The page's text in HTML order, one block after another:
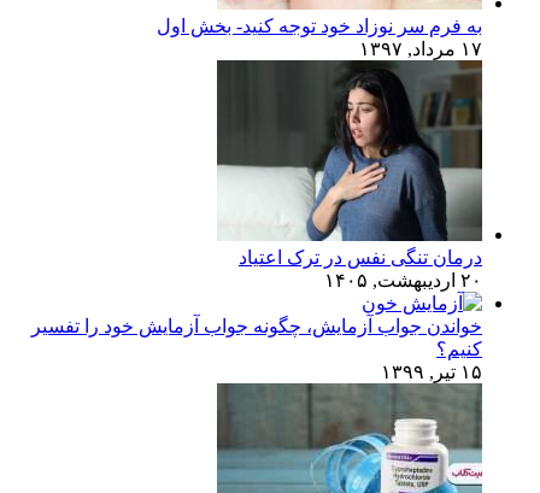
به فرم سر نوزاد خود توجه کنید- بخش اول
۱۷ مرداد, ۱۳۹۷
درمان تنگی نفس در ترک اعتیاد
۲۰ اردیبهشت, ۱۴۰۵
خواندن جواب آزمایش، چگونه جواب آزمایش خود را تفسیر
کنیم؟
۱۵ تیر, ۱۳۹۹